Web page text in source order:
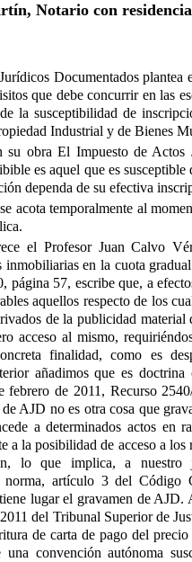
Notario con
Documentados plantea
que debe concurrir en las
la susceptibilidad de
Industrial y de Bienes
obra El Impuesto de Actos
es aquel que es
dependa de su efectiva
acota temporalmente al
el Profesor Juan Calvo
inmobiliarias en la cuota
página 57, escribe que, a
aquellos respecto de los
de la publicidad material
acceso al mismo,
finalidad, como es
añadimos que es
febrero de 2011, Recurso
AJD no es otra cosa que
a determinados actos en
a la posibilidad de acceso a
lo que implica, a nuestro
norma, artículo 3 del Código
lugar el gravamen de
del Tribunal Superior de
de carta de pago del
una convención autónoma